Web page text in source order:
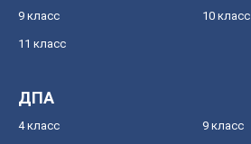
9 класс 10 класс
11 класс
ДПА
4 класс 9 класс